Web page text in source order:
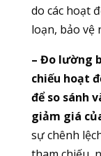
do các hoạt
loạn, bảo vệ
– Đo lường
chiếu hoạt
để so sánh
giảm giá
sự chênh